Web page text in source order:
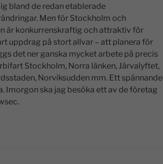
bland de redan etablerade
Men för Stockholm och
är konkurrenskraftig och attraktiv för
uppdrag på stort allvar – att planera för
det ner ganska mycket arbete på precis
Stockholm, Norra länken, Järvalyftet,
Norviksudden mm. Ett spännande
Imorgon ska jag besöka ett av de företag